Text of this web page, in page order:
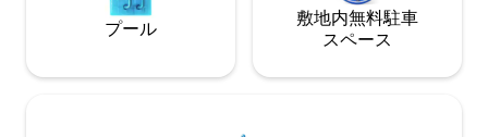
プール
敷地内無料駐⁠車
ス⁠ペ⁠ー⁠ス